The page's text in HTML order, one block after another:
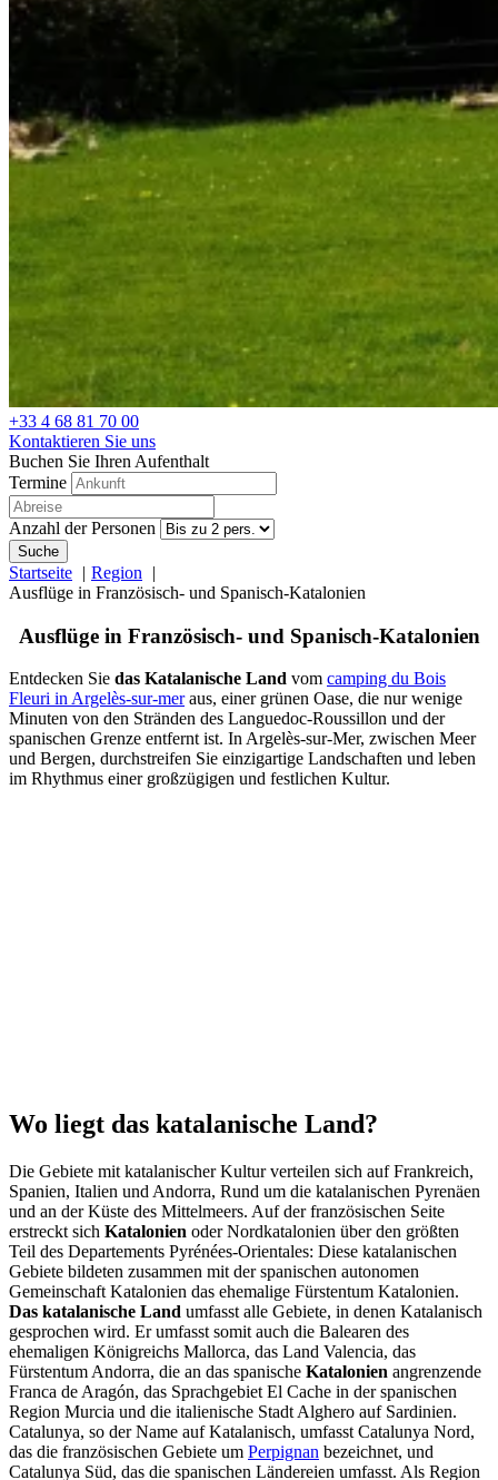
+33 4 68 81 70 00
Kontaktieren Sie uns
Buchen Sie Ihren Aufenthalt
Termine
Anzahl der Personen
Suche
Startseite
Region
Ausflüge in Französisch- und Spanisch-Katalonien
Ausflüge in Französisch- und Spanisch-Katalonien
Entdecken Sie das Katalanische Land vom camping du Bois
Fleuri in Argelès-sur-meraus, einer grünen Oase, die nur wenige
Minuten von den Stränden des Languedoc-Roussillon und der
spanischen Grenze entfernt ist. In Argelès-sur-Mer, zwischen Meer
und Bergen, durchstreifen Sie einzigartige Landschaften und leben
im Rhythmus einer großzügigen und festlichen Kultur.
Wo liegt das katalanische Land?
Die Gebiete mit katalanischer Kultur verteilen sich auf Frankreich,
Spanien, Italien und Andorra, Rund um die katalanischen Pyrenäen
und an der Küste des Mittelmeers. Auf der französischen Seite
erstreckt sich Katalonien oder Nordkatalonien über den größten
Teil des Departements Pyrénées-Orientales: Diese katalanischen
Gebiete bildeten zusammen mit der spanischen autonomen
Gemeinschaft Katalonien das ehemalige Fürstentum Katalonien.
Das katalanische Land umfasst alle Gebiete, in denen Katalanisch
gesprochen wird. Er umfasst somit auch die Balearen des
ehemaligen Königreichs Mallorca, das Land Valencia, das
Fürstentum Andorra, die an das spanische Katalonien angrenzende
Franca de Aragón, das Sprachgebiet El Cache in der spanischen
Region Murcia und die italienische Stadt Alghero auf Sardinien.
Catalunya, so der Name auf Katalanisch, umfasst Catalunya Nord,
das die französischen Gebiete um Perpignan bezeichnet, und
Catalunya Süd, das die spanischen Ländereien umfasst. Als Region